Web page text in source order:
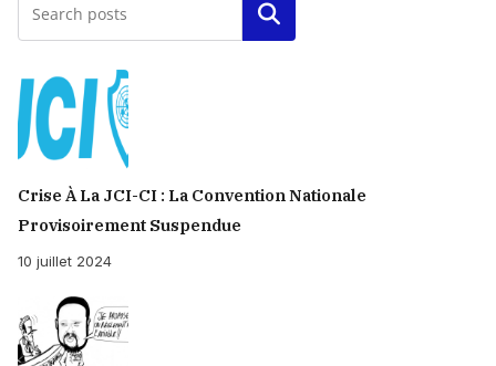
Rechercher
Crise À La JCI-CI : La Convention Nationale
Provisoirement Suspendue
10 juillet 2024